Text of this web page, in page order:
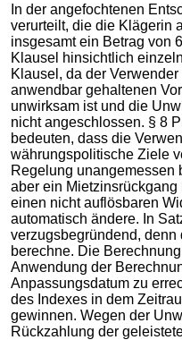
In der angefochtenen
verurteilt, die die Klägerin
insgesamt ein Betrag von
Klausel hinsichtlich
Klausel, da der
anwendbar gehaltenen
unwirksam ist und die
nicht angeschlossen. § 8
bedeuten, dass die
währungspolitische Ziele
Regelung unangemessen
aber ein
einen nicht auflösbaren
automatisch ändere. In
verzugsbegründend,
berechne. Die
Anwendung der
Anpassungsdatum zu
des Indexes in dem
gewinnen. Wegen der
Rückzahlung der